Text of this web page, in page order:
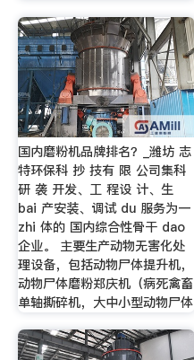
国内磨粉机品牌排名？_潍坊 志
特环保科 抄 技有 限 公司集科
研 袭 开发、工 程设 计、生
bai 产安装、调试 du 服务为一
zhi 体的 国内综合性骨干 dao
企业。 主要生产动物无害化处
理设备，包括动物尸体提升机，
动物尸体磨粉郑庆机（病死禽畜
单轴撕碎机，大中小型动物尸体